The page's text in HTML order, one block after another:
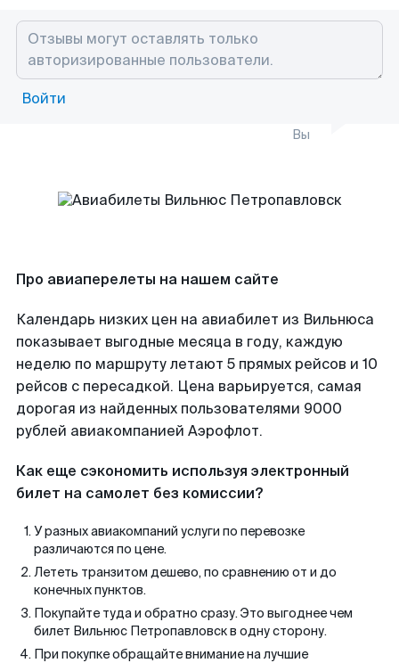
Войти
Вы
Про авиаперелеты на нашем сайте
Календарь низких цен на авиабилет из Вильнюса
показывает выгодные месяца в году, каждую
неделю по маршруту летают 5 прямых рейсов и 10
рейсов с пересадкой. Цена варьируется, самая
дорогая из найденных пользователями 9000
рублей авиакомпанией Аэрофлот.
Как еще сэкономить используя электронный
билет на самолет без комиссии?
У разных авиакомпаний услуги по перевозке
различаются по цене.
Лететь транзитом дешево, по сравнению от и до
конечных пунктов.
Покупайте туда и обратно сразу. Это выгоднее чем
билет Вильнюс Петропавловск в одну сторону.
При покупке обращайте внимание на лучшие